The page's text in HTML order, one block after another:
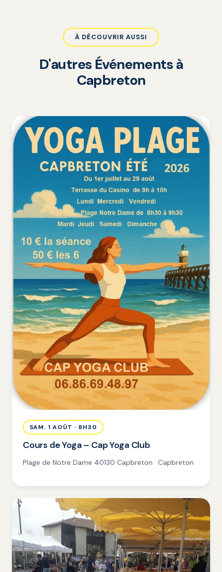
À DÉCOUVRIR AUSSI
D'autres Événements à
Capbreton
SAM. 1 AOÛT · 8H30
Cours de Yoga – Cap Yoga Club
Plage de Notre Dame 40130 Capbreton · Capbreton